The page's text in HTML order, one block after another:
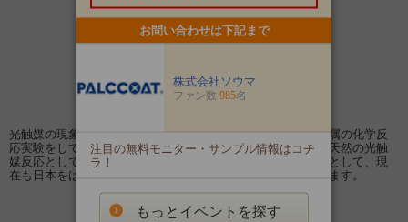
光触媒の現象は１９６７年東京大学の藤島昭教授によって金属の化学反
応実験をしていたところ偶然に発見されたとされています。天然の光触
媒反応として光合成が挙げられます。次世代のエネルギー源として、現
在も日本をはじめ、世界各地で商品化、実用化が進んでおります。
お問い合わせは下記まで
株式会社ソウマ
ファン数 985名
注目の無料モニター・サンプル情報はコチ
ラ！
もっとイベントを探す